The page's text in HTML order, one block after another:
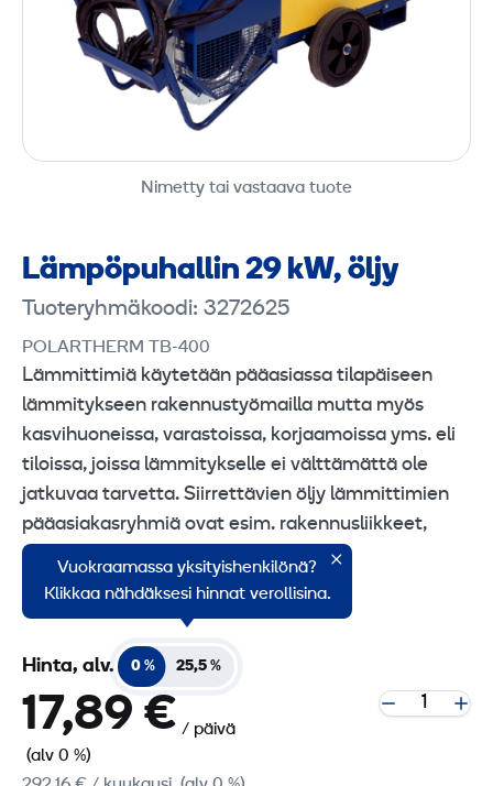
Nimetty tai vastaava tuote
Lämpö­puhallin 29 kW, öljy
Tuoteryhmäkoodi: 3272625
POLARTHERM TB-400
Lämmittimiä käytetään pääasiassa tilapäiseen
lämmitykseen rakennustyömailla mutta myös
kasvihuoneissa, varastoissa, korjaamoissa yms. eli
tiloissa, joissa lämmitykselle ei välttämättä ole
jatkuvaa tarvetta. Siirrettävien öljy lämmittimien
pääasiakasryhmiä ovat esim. rakennusliikkeet,
rakennuskonevuokraamot, satamat,
kasvihuoneyrittäjät sekä maatilat.
Vuokraamassa yksityishenkilönä?
Klikkaa nähdäksesi hinnat verollisina.
Hinta, alv. 0 % 25,5 %
17,89 € / päivä
(alv 0 %)